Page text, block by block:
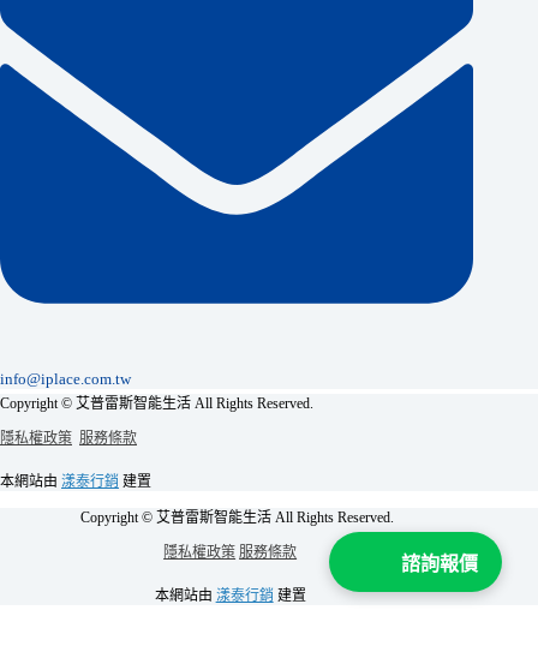
info@iplace.com.tw
Copyright © 艾普雷斯智能生活 All Rights Reserved.
隱私權政策 服務條款
本網站由 漾泰行銷 建置
Copyright © 艾普雷斯智能生活 All Rights Reserved.
隱私權政策 服務條款
本網站由 漾泰行銷 建置
諮詢報價